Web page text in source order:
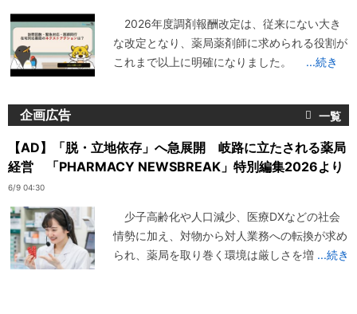
2026年度調剤報酬改定は、従来にない大き
な改定となり、薬局薬剤師に求められる役割が
これまで以上に明確になりました。
...続き
企画広告
【AD】「脱・立地依存」へ急展開 岐路に立たされる薬局
経営 「PHARMACY NEWSBREAK」特別編集2026より
6/9 04:30
少子高齢化や人口減少、医療DXなどの社会
情勢に加え、対物から対人業務への転換が求め
られ、薬局を取り巻く環境は厳しさを増 ...続き